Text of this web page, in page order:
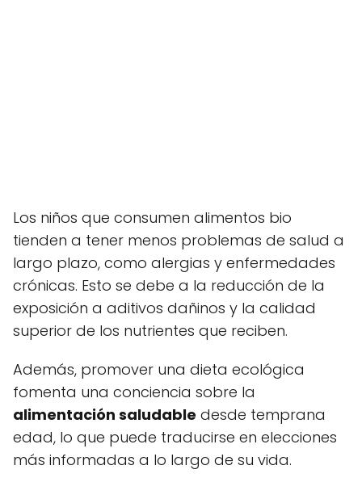
Los niños que consumen alimentos bio
tienden a tener menos problemas de salud a
largo plazo, como alergias y enfermedades
crónicas. Esto se debe a la reducción de la
exposición a aditivos dañinos y la calidad
superior de los nutrientes que reciben.
Además, promover una dieta ecológica
fomenta una conciencia sobre la
alimentación saludable desde temprana
edad, lo que puede traducirse en elecciones
más informadas a lo largo de su vida.